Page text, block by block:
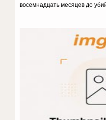
восемнадцать месяцев до